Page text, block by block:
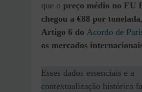
que o preço médio no EU
chegou a €88 por tonelada
Artigo 6 do Acordo de
os mercados
Esses dados essenciais e a
contextualização histórica